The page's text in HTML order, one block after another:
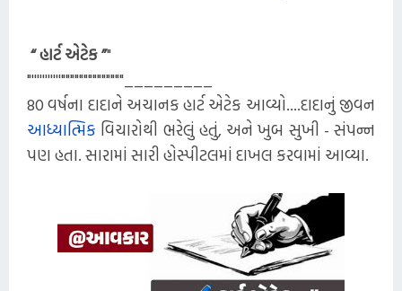
“ હાર્ટ એટેક ”"
"'''''''''''""""""""""""""_________
80 વર્ષના દાદાને અચાનક હાર્ટ એટેક આવ્યો....દાદાનું જીવન
આધ્યાત્મિક વિચારોથી ભરેલું હતું, અને ખુબ સુખી - સંપન્ન
પણ હતા. સારામાં સારી હોસ્પીટલમાં દાખલ કરવામાં આવ્યા.